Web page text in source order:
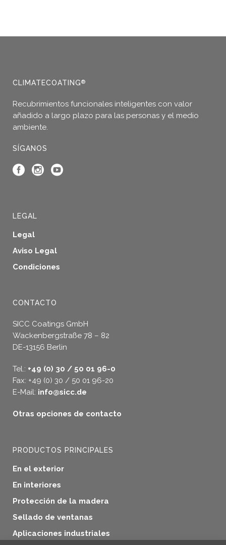
CLIMATECOATING®
Recubrimientos funcionales inteligentes con valor
añadido a largo plazo para las personas y el medio
ambiente.
SÍGANOS
LEGAL
Legal
Aviso Legal
Condiciones
CONTACTO
SICC Coatings GmbH
Wackenbergstraße 78 – 82
DE-13156 Berlin
Tel.: +49 (0) 30 / 50 01 96-0
Fax: +49 (0) 30 / 50 01 96-20
E-Mail: info@sicc.de
Otras opciones de contacto
PRODUCTOS PRINCIPALES
En el exterior
En interiores
Protección de la madera
Sellado de ventanas
Aplicaciones industriales